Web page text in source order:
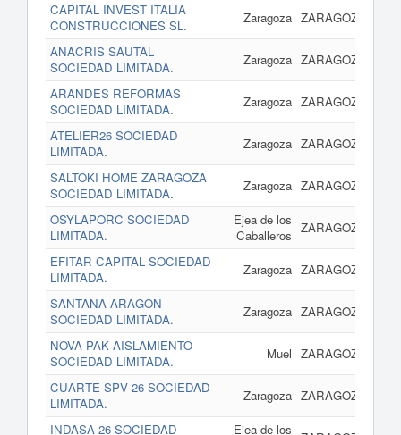
CAPITAL INVEST ITALIA
CONSTRUCCIONES SL.
Zaragoza ZARAGOZA
ANACRIS SAUTAL
SOCIEDAD LIMITADA.
Zaragoza ZARAGOZA
ARANDES REFORMAS
SOCIEDAD LIMITADA.
Zaragoza ZARAGOZA
ATELIER26 SOCIEDAD
LIMITADA.
Zaragoza ZARAGOZA
SALTOKI HOME ZARAGOZA
SOCIEDAD LIMITADA.
Zaragoza ZARAGOZA
OSYLAPORC SOCIEDAD
LIMITADA.
Ejea de los
Caballeros ZARAGOZA
EFITAR CAPITAL SOCIEDAD
LIMITADA.
Zaragoza ZARAGOZA
SANTANA ARAGON
SOCIEDAD LIMITADA.
Zaragoza ZARAGOZA
NOVA PAK AISLAMIENTO
SOCIEDAD LIMITADA.
Muel ZARAGOZA
CUARTE SPV 26 SOCIEDAD
LIMITADA.
Zaragoza ZARAGOZA
INDASA 26 SOCIEDAD Ejea de los